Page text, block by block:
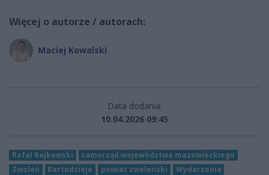
Więcej o autorze / autorach:
Maciej Kowalski
Data dodania:
10.04.2026 09:45
Rafał Rajkowski
samorząd województwa mazowieckiego
Zwoleń
Bartodzieje powiat zwoleński
Wydarzenia